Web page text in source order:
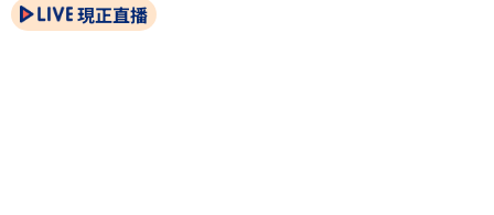
現正直播